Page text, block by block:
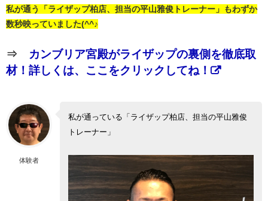
私が通う「ライザップ柏店、担当の平山雅俊トレーナー」もわずか
数秒映っていました(^^♪
⇒ カンブリア宮殿がライザップの裏側を徹底取
材！詳しくは、ここをクリックしてね！
体験者
私が通っている「ライザップ柏店、担当の平山雅俊
トレーナー」